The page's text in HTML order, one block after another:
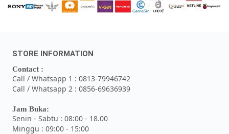
Inverter
Keyboard
STORE INFORMATION
Contact :
Call / Whatsapp 1 : 0813-79946742
Call / Whatsapp 2 : 0856-69636939
Jam Buka:
Senin - Sabtu : 08:00 - 18.00
Minggu : 09:00 - 15:00